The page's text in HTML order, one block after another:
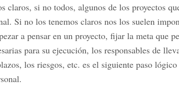
claros, si no todos, algunos de los proyectos
Si no los tenemos claros nos los suelen
a pensar en un proyecto, fijar la meta que
para su ejecución, los responsables de
los riesgos, etc. es el siguiente paso lógico